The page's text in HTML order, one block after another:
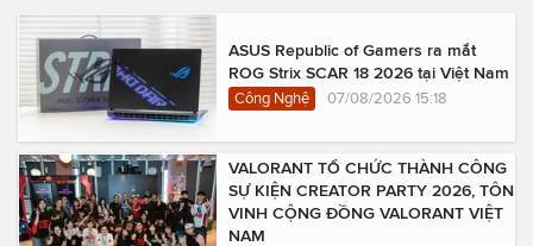
ASUS Republic of Gamers ra mắt
ROG Strix SCAR 18 2026 tại Việt Nam
Công Nghệ 07/08/2026 15:18
VALORANT TỔ CHỨC THÀNH CÔNG
SỰ KIỆN CREATOR PARTY 2026, TÔN
VINH CỘNG ĐỒNG VALORANT VIỆT
NAM